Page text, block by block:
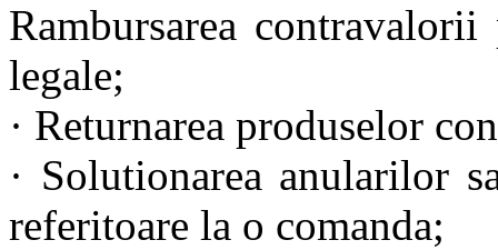
Rambursarea
legale;
· Returnarea produselor
· Solutionarea anularilor
referitoare la o comanda;